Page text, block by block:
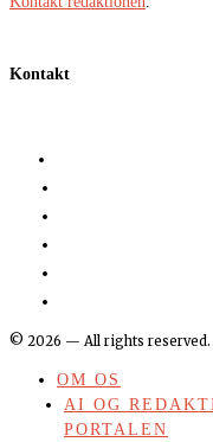
Kontakt
© 2026 — All rights reserved.
OM OS
AI OG
PORTALEN